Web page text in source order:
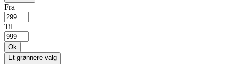
Fra
Til
Ok
Et grønnere valg